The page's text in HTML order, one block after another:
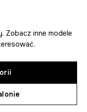
Zobacz inne modele